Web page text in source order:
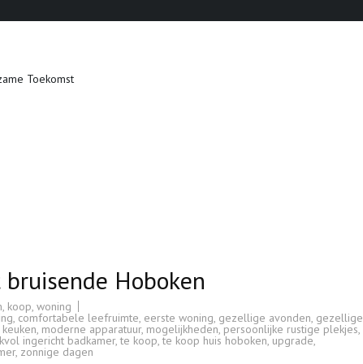
Toekomst
Hoboken
koop woning
, comfortabele leefruimte, eerste woning, gezellige avonden, gezellige
keuken, moderne apparatuur, mogelijkheden,persoonlijke rustige plekjes,
ingericht badkamer,te koop,te koop huis hoboken,upgrade,
, zonnige dagen